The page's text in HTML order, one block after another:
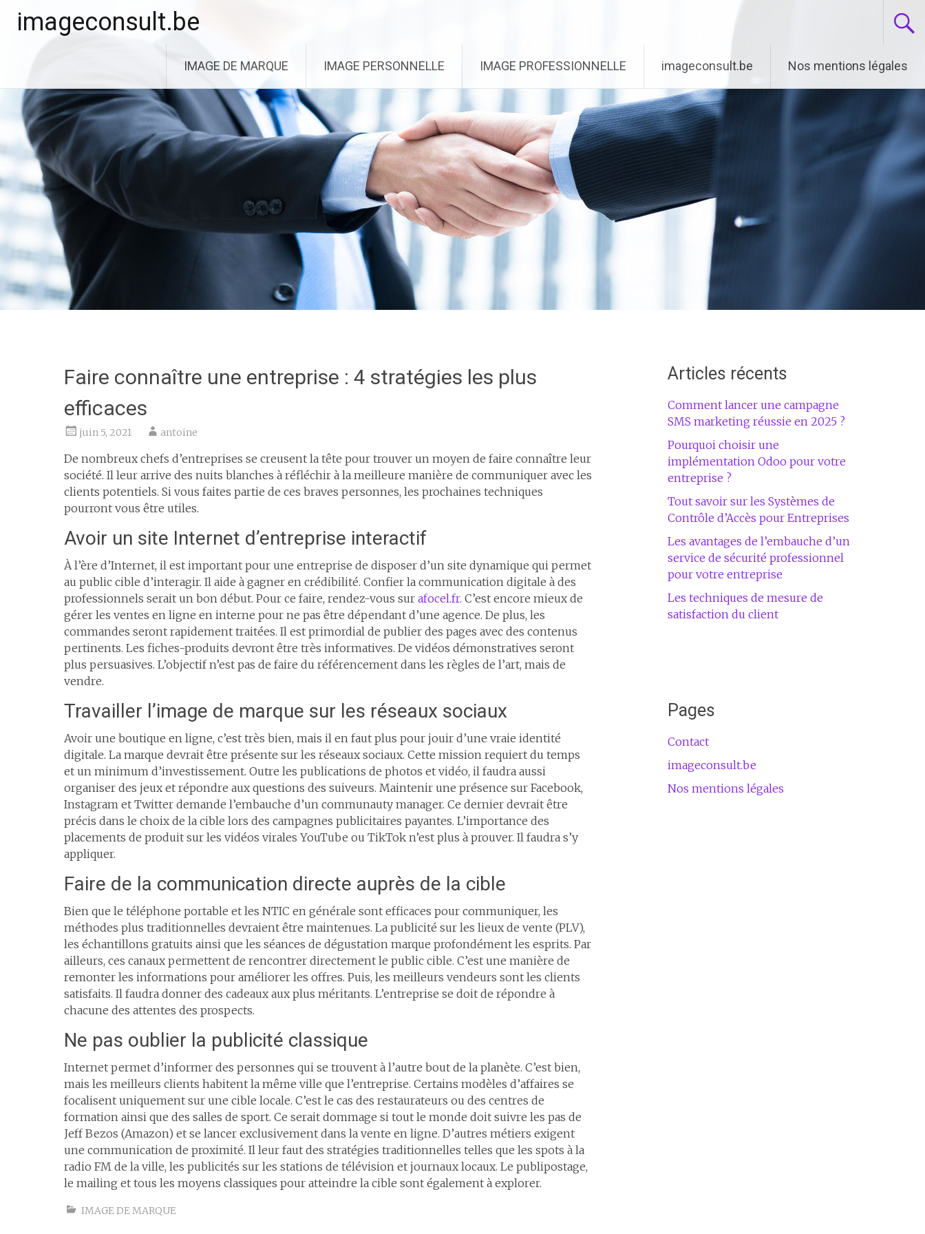
imageconsult.be
IMAGE DE MARQUE IMAGE PERSONNELLE IMAGE PROFESSIONNELLE imageconsult.be Nos mentions légales
Faire connaître une entreprise : 4 stratégies les plus
efficaces
juin 5, 2021 antoine
De nombreux chefs d’entreprises se creusent la tête pour trouver un moyen de faire connaître leur
société. Il leur arrive des nuits blanches à réfléchir à la meilleure manière de communiquer avec les
clients potentiels. Si vous faites partie de ces braves personnes, les prochaines techniques
pourront vous être utiles.
Avoir un site Internet d’entreprise interactif
À l’ère d’Internet, il est important pour une entreprise de disposer d’un site dynamique qui permet
au public cible d’interagir. Il aide à gagner en crédibilité. Confier la communication digitale à des
professionnels serait un bon début. Pour ce faire, rendez-vous sur afocel.fr. C’est encore mieux de
gérer les ventes en ligne en interne pour ne pas être dépendant d’une agence. De plus, les
commandes seront rapidement traitées. Il est primordial de publier des pages avec des contenus
pertinents. Les fiches-produits devront être très informatives. De vidéos démonstratives seront
plus persuasives. L’objectif n’est pas de faire du référencement dans les règles de l’art, mais de
vendre.
Travailler l’image de marque sur les réseaux sociaux
Avoir une boutique en ligne, c’est très bien, mais il en faut plus pour jouir d’une vraie identité
digitale. La marque devrait être présente sur les réseaux sociaux. Cette mission requiert du temps
et un minimum d’investissement. Outre les publications de photos et vidéo, il faudra aussi
organiser des jeux et répondre aux questions des suiveurs. Maintenir une présence sur Facebook,
Instagram et Twitter demande l’embauche d’un communauty manager. Ce dernier devrait être
précis dans le choix de la cible lors des campagnes publicitaires payantes. L’importance des
placements de produit sur les vidéos virales YouTube ou TikTok n’est plus à prouver. Il faudra s’y
appliquer.
Faire de la communication directe auprès de la cible
Bien que le téléphone portable et les NTIC en générale sont efficaces pour communiquer, les
méthodes plus traditionnelles devraient être maintenues. La publicité sur les lieux de vente (PLV),
les échantillons gratuits ainsi que les séances de dégustation marque profondément les esprits. Par
ailleurs, ces canaux permettent de rencontrer directement le public cible. C’est une manière de
remonter les informations pour améliorer les offres. Puis, les meilleurs vendeurs sont les clients
satisfaits. Il faudra donner des cadeaux aux plus méritants. L’entreprise se doit de répondre à
chacune des attentes des prospects.
Ne pas oublier la publicité classique
Internet permet d’informer des personnes qui se trouvent à l’autre bout de la planète. C’est bien,
mais les meilleurs clients habitent la même ville que l’entreprise. Certains modèles d’affaires se
focalisent uniquement sur une cible locale. C’est le cas des restaurateurs ou des centres de
formation ainsi que des salles de sport. Ce serait dommage si tout le monde doit suivre les pas de
Jeff Bezos (Amazon) et se lancer exclusivement dans la vente en ligne. D’autres métiers exigent
une communication de proximité. Il leur faut des stratégies traditionnelles telles que les spots à la
radio FM de la ville, les publicités sur les stations de télévision et journaux locaux. Le publipostage,
le mailing et tous les moyens classiques pour atteindre la cible sont également à explorer.
IMAGE DE MARQUE
Articles récents
Comment lancer une campagne
SMS marketing réussie en 2025 ?
Pourquoi choisir une
implémentation Odoo pour votre
entreprise ?
Tout savoir sur les Systèmes de
Contrôle d’Accès pour Entreprises
Les avantages de l’embauche d’un
service de sécurité professionnel
pour votre entreprise
Les techniques de mesure de
satisfaction du client
Pages
Contact
imageconsult.be
Nos mentions légales